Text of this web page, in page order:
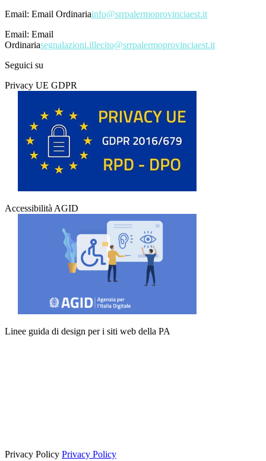
Email: Email Ordinariainfo@srrpalermoprovinciaest.it
Email: Email
Ordinariasegnalazioni.illecito@srrpalermoprovinciaest.it
Seguici su
Privacy UE GDPR
Accessibilità AGID
Linee guida di design per i siti web della PA
Privacy Policy Privacy Policy